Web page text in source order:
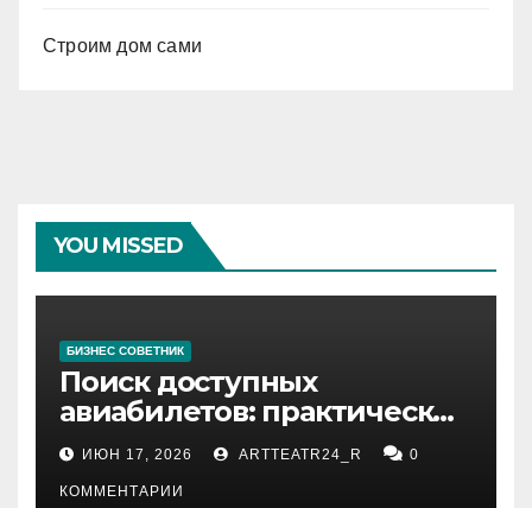
Строим дом сами
YOU MISSED
БИЗНЕС СОВЕТНИК
Поиск доступных
авиабилетов: практические
рекомендации
ИЮН 17, 2026 ARTTEATR24_R 0
КОММЕНТАРИИ